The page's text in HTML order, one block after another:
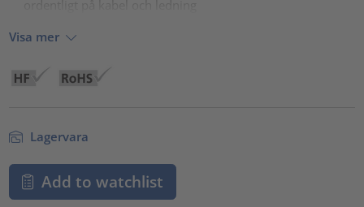
Visa mer
Lagervara
Add to watchlist